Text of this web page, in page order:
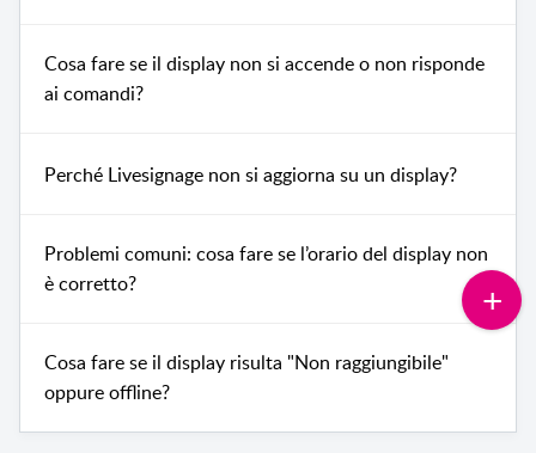
Cosa fare se il display non si accende o non risponde
ai comandi?
Perché Livesignage non si aggiorna su un display?
Problemi comuni: cosa fare se l’orario del display non
è corretto?
Cosa fare se il display risulta "Non raggiungibile"
oppure offline?